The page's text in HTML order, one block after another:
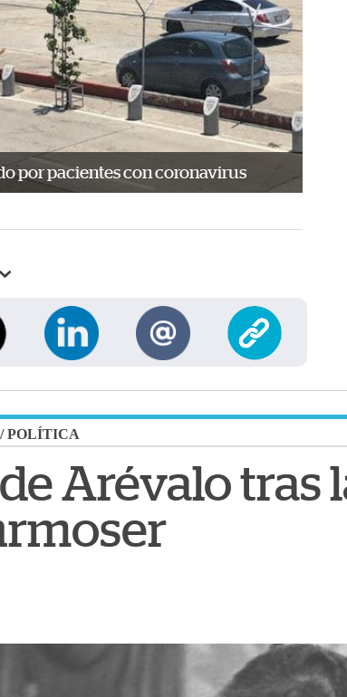
por pacientes con coronavirus
/POLÍTICA
Arévalo tras